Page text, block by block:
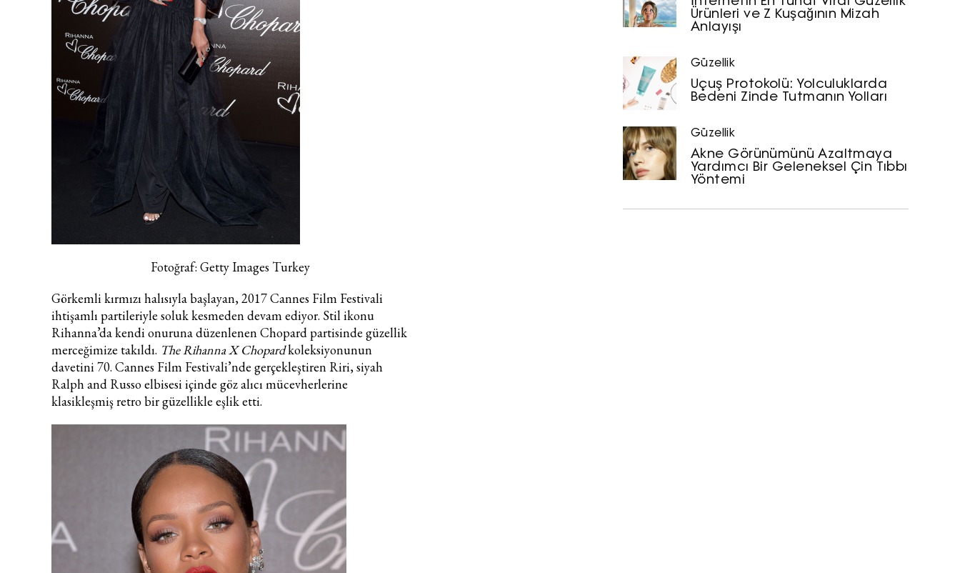
Moda dünyasında neler oluyor? Yeni fikirler, öne çıkan
koleksiyonlar, en vogue trendler, ünlülerden güzelllik sırları
ve en popüler partilerden haberdar olmak için haftalık e-
bültenimize kaydolun.
Fotoğraf: Getty Images Turkey
Görkemli kırmızı halısıyla başlayan,2017 Cannes Film Festivali
ihtişamlı partileriyle soluk kesmeden devam ediyor. Stil ikonu
Rihanna’da kendi onuruna düzenlenen Chopard partisinde güzellik
merceğimize takıldı. The Rihanna X Chopardkoleksiyonunun
davetini 70. Cannes Film Festivali’nde gerçekleştiren Riri, siyah
Ralph and Russo elbisesi içinde göz alıcı mücevherlerine
klasikleşmiş retro bir güzellikle eşlik etti.
Ürünleri ve Z Kuşağının Mizah
Anlayışı
Güzellik
Uçuş Protokolü: Yolculuklarda
Bedeni Zinde Tutmanın Yolları
Güzellik
Akne Görünümünü Azaltmaya
Yardımcı Bir Geleneksel Çin Tıbbı
Yöntemi